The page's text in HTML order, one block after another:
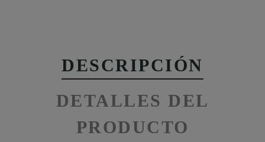
DESCRIPCIÓN
DETALLES DEL
PRODUCTO